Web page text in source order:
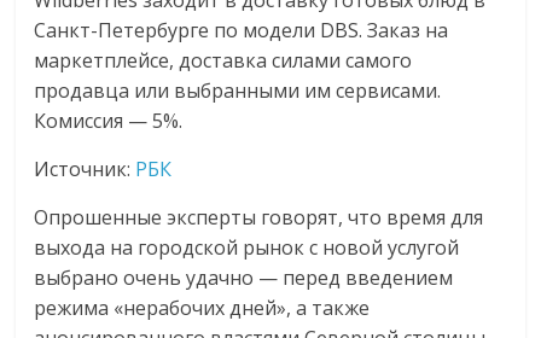
онлайн-
торговле,
сервисах
для
Commerce,
логистике,
технологиях,
соцсетях.
Нам
важно,
Санкт-Петербурге по модели DBS. Заказ на
маркетплейсе, доставка силами самого
продавца или выбранными им сервисами.
Комиссия — 5%.
Источник: РБК
Опрошенные эксперты говорят, что время для
выхода на городской рынок с новой услугой
выбрано очень удачно — перед введением
режима «нерабочих дней», а также